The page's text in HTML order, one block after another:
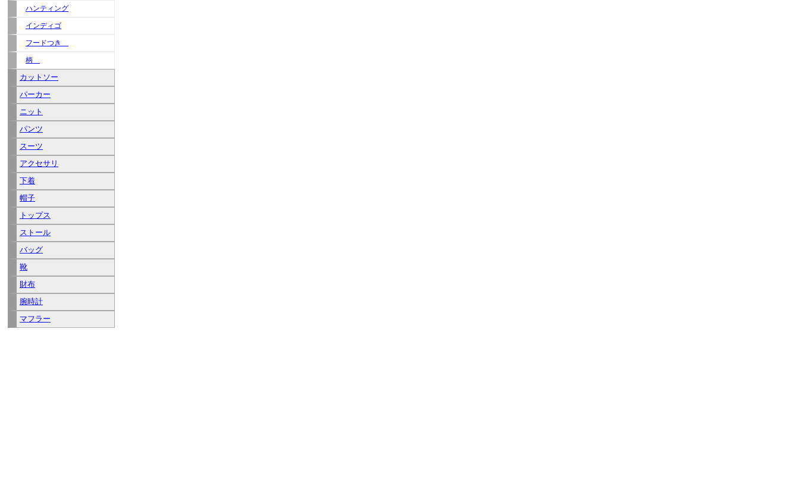
ハンティング
インディゴ
フードつき
柄
カットソー
パーカー
ニット
パンツ
スーツ
アクセサリ
下着
帽子
トップス
ストール
バッグ
靴
財布
腕時計
マフラー